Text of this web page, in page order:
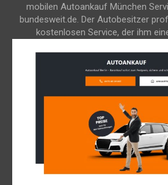
mobilen Autoankauf München
bundesweit.de. Der Autobesitzer
kostenlosen Service, der ihm